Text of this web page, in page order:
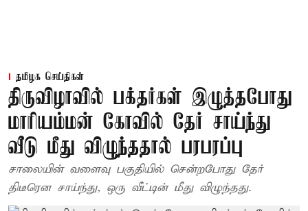
தமிழக செய்திகள்
திருவிழாவில் பக்தர்கள் இழுத்தபோது
மாரியம்மன் கோவில் தேர் சாய்ந்து
வீடு மீது விழுந்ததால் பரபரப்பு
சாலையின் வளைவு பகுதியில் சென்றபோது தேர்
திடீரென சாய்ந்து, ஒரு வீட்டின் மீது விழுந்தது.